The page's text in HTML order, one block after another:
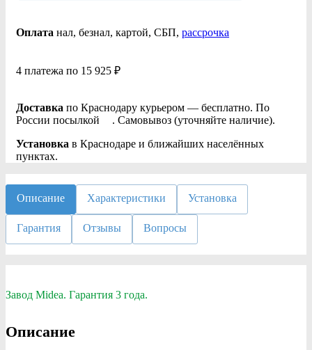
Оплата нал, безнал, картой, СБП, рассрочка
4 платежа по 15 925 ₽
Доставка по Краснодару курьером — бесплатно. По
России посылкой
. Самовывоз (уточняйте наличие).
Установка в Краснодаре и ближайших населённых
пунктах.
Описание Характеристики Установка
Гарантия Отзывы Вопросы
Завод Midea. Гарантия 3 года.
Описание